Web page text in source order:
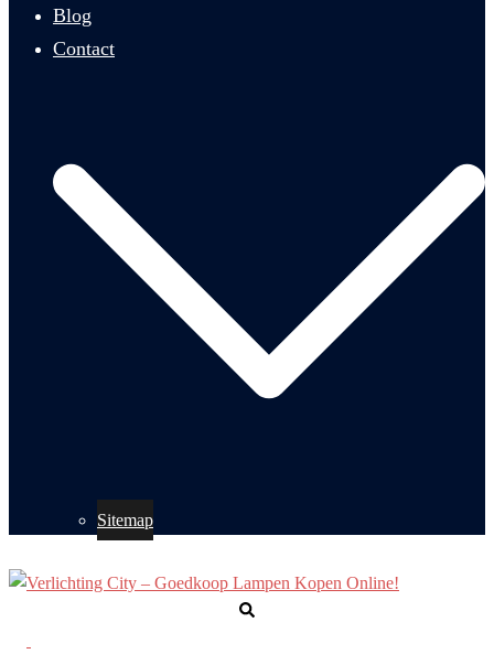
Blog
Contact
Sitemap